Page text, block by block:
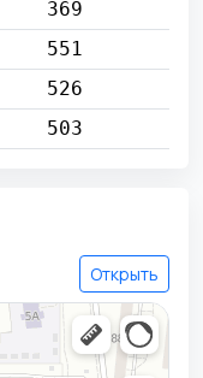
369
551
526
503
Открыть